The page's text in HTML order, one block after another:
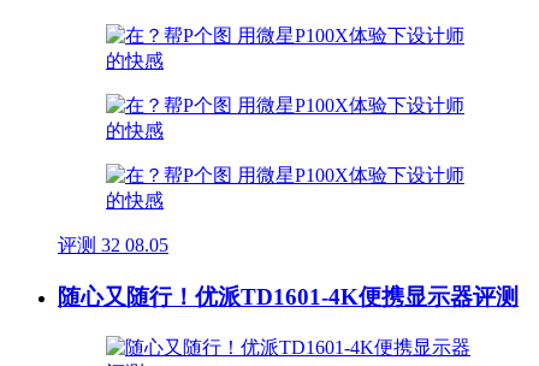
评测 32 08.05
随心又随行！优派TD1601-4K便携显示器评测